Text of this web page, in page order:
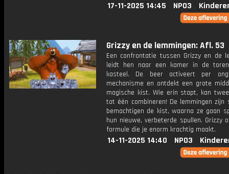
17-11-2025 14:45 NPO3
Grizzy en de lemmingen: Afl. 53
Een confrontatie tussen Grizzy en de
leidt hen naar een kamer in de
kasteel. De beer activeert per
mechanisme en ontdekt een grote
magische kist. Wie erin stapt, kan
tot één combineren! De lemmingen zijn
bemachtigen de kist, waarna ze gaan
hun nieuwe, verbeterde spullen. Grizzy
formule die je enorm krachtig maakt.
14-11-2025 14:40 NPO3